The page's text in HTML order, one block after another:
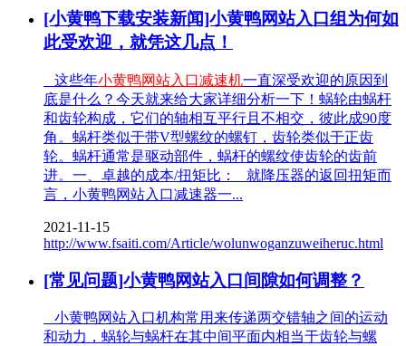
[小黄鸭下载安装新闻]小黄鸭网站入口组为何如
此受欢迎，就凭这几点！
这些年小黄鸭网站入口减速机一直深受欢迎的原因到
底是什么？今天就来给大家详细分析一下！蜗轮由蜗杆
和齿轮构成，它们的轴相互平行且不相交，彼此成90度
角。蜗杆类似于带V型螺纹的螺钉，齿轮类似于正齿
轮。蜗杆通常是驱动部件，蜗杆的螺纹使齿轮的齿前
进。一、卓越的成本/扭矩比： 就降压器的返回扭矩而
言，小黄鸭网站入口减速器一...
2021-11-15
http://www.fsaiti.com/Article/wolunwoganzuweiheruc.html
[常见问题]小黄鸭网站入口间隙如何调整？
小黄鸭网站入口机构常用来传递两交错轴之间的运动
和动力，蜗轮与蜗杆在其中间平面内相当于齿轮与螺